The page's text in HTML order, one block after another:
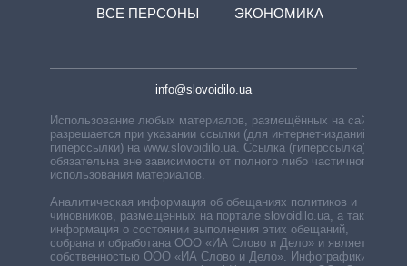
ВСЕ ПЕРСОНЫ
ЭКОНОМИКА
info@slovoidilo.ua
Использование любых материалов, размещённых на сайте,
разрешается при указании ссылки (для интернет-изданий —
гиперссылки) на www.slovoidilo.ua. Ссылка (гиперссылка)
обязательна вне зависимости от полного либо частичного
использования материалов.
Аналитическая информация об обещаниях политиков и
чиновников, размещенных на портале slovoidilo.ua, а также
информация о состоянии выполнения этих обещаний,
собрана и обработана ООО «ИА Слово и Дело» и является
собственностью ООО «ИА Слово и Дело». Инфографики,